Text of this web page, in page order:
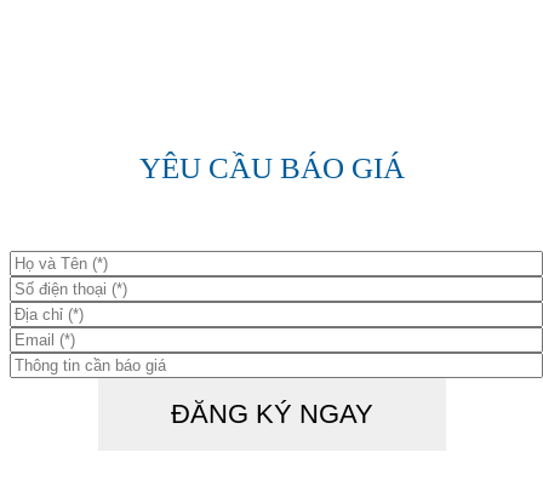
YÊU CẦU BÁO GIÁ